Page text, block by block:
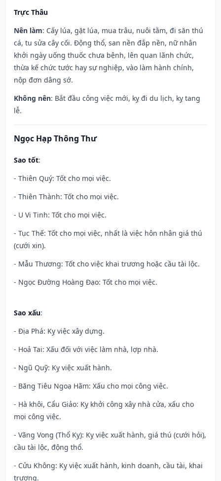
Trực Thâu
Nên làm: Cấy lúa, gặt lúa, mua trâu, nuôi tằm, đi săn thú
cá, tu sửa cây cối. Động thổ, san nền đắp nền, nữ nhân
khởi ngày uống thuốc chưa bệnh, lên quan lãnh chức,
thừa kế chức tước hay sự nghiệp, vào làm hành chính,
nộp đơn dâng sớ.
Không nên: Bắt đầu công việc mới, kỵ đi du lịch, kỵ tang
lễ.
Ngọc Hạp Thông Thư
Sao tốt:
- Thiên Quý: Tốt cho mọi việc.
- Thiên Thành: Tốt cho mọi việc.
- U Vi Tinh: Tốt cho mọi việc.
- Tục Thế: Tốt cho mọi việc, nhất là việc hôn nhân giá thú
(cưới xin).
- Mẫu Thương: Tốt cho việc khai trương hoặc cầu tài lộc.
- Ngọc Đường Hoàng Đạo: Tốt cho mọi việc.
Sao xấu:
- Địa Phá: Kỵ việc xây dựng.
- Hoả Tai: Xấu đối với việc làm nhà, lợp nhà.
- Ngũ Quỹ: Kỵ việc xuất hành.
- Băng Tiêu Ngoạ Hãm: Xấu cho mọi công việc.
- Hà khôi, Cẩu Giảo: Kỵ khởi công xây nhà cửa, xấu cho
mọi công việc.
- Vãng Vong (Thổ Kỵ): Kỵ việc xuất hành, giá thú (cưới hỏi),
cầu tài lộc, động thổ.
- Cửu Không: Kỵ việc xuất hành, kinh doanh, cầu tài, khai
trương.